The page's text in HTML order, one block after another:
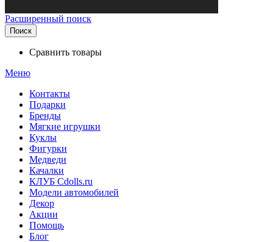
Расширенный поиск
Поиск
Сравнить товары
Меню
Контакты
Подарки
Бренды
Мягкие игрушки
Куклы
Фигурки
Медведи
Качалки
КЛУБ Cdolls.ru
Модели автомобилей
Декор
Акции
Помощь
Блог